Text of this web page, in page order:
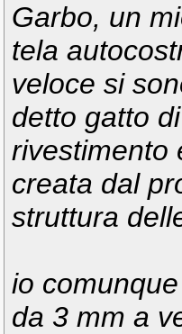
Garbo, un
tela
veloce si
detto gatto
rivestimento
creata dal
struttura
io
da 3 mm a